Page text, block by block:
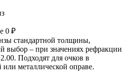
0 ₽
стандартной толщины,
выбор – при значениях рефракции
Подходят для очков в
или металлической оправе.